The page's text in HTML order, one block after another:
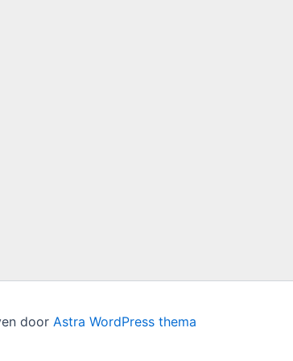
door Astra WordPress thema